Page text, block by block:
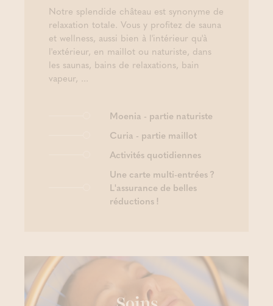
Notre splendide château est synonyme de
relaxation totale. Vous y profitez de sauna
et wellness, aussi bien à l'intérieur qu'à
l'extérieur, en maillot ou naturiste, dans
les saunas, bains de relaxations, bain
vapeur, ...
Moenia - partie naturiste
Curia - partie maillot
Activités quotidiennes
Une carte multi-entrées ?
L'assurance de belles
réductions !